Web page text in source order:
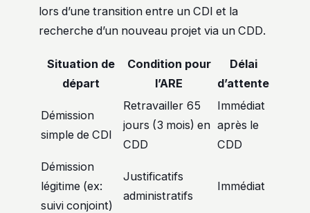
lors d’une transition entre un CDI et la
recherche d’un nouveau projet via un CDD.
Situation de
départ
Condition pour
l’ARE
Délai
d’attente
Démission
simple de CDI
Retravailler 65
jours (3 mois) en
CDD
Immédiat
après le
CDD
Démission
légitime (ex:
suivi conjoint)
Justificatifs
administratifs
Immédiat